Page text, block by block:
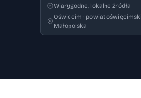
Wiarygodne, lokalne źródła
Oświęcim · powiat oświęcimski
Małopolska